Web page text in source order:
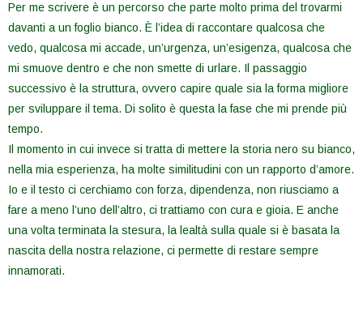
Per me scrivere è un percorso che parte molto prima del trovarmi
davanti a un foglio bianco. È l’idea di raccontare qualcosa che
vedo, qualcosa mi accade, un’urgenza, un’esigenza, qualcosa che
mi smuove dentro e che non smette di urlare. Il passaggio
successivo è la struttura, ovvero capire quale sia la forma migliore
per sviluppare il tema. Di solito è questa la fase che mi prende più
tempo.
Il momento in cui invece si tratta di mettere la storia nero su bianco,
nella mia esperienza, ha molte similitudini con un rapporto d’amore.
Io e il testo ci cerchiamo con forza, dipendenza, non riusciamo a
fare a meno l’uno dell’altro, ci trattiamo con cura e gioia. E anche
una volta terminata la stesura, la lealtà sulla quale si è basata la
nascita della nostra relazione, ci permette di restare sempre
innamorati.